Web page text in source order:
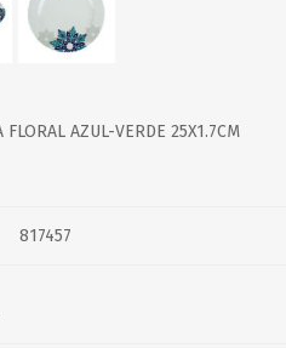
AZUL-VERDE 25X1.7CM
817457